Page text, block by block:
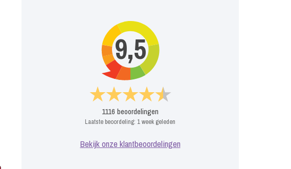
9,5
1116 beoordelingen
Laatste beoordeling: 1 week geleden
Bekijk onze klantbeoordelingen